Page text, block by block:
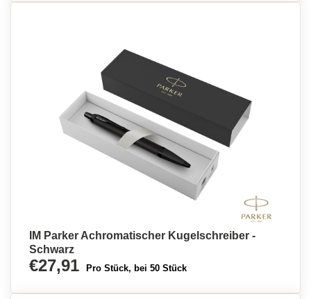
IM Parker Achromatischer Kugelschreiber -
Schwarz
€27,91 Pro Stück, bei 50 Stück